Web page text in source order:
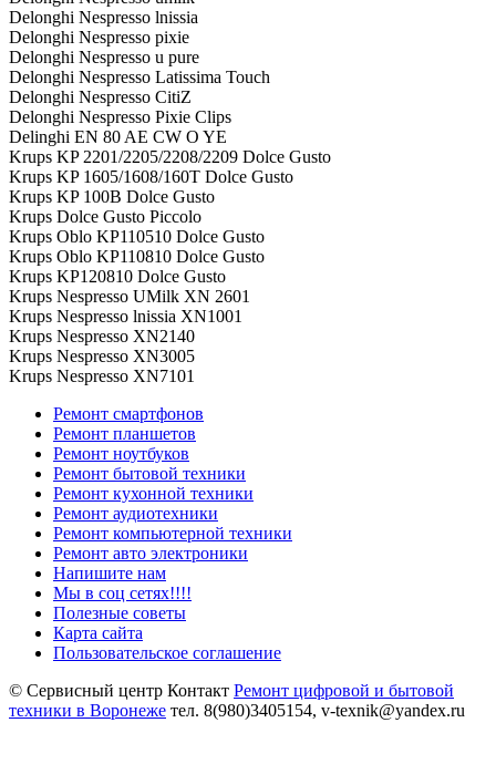
Delonghi Nespresso lnissia
Delonghi Nespresso pixie
Delonghi Nespresso u pure
Delonghi Nespresso Latissima Touch
Delonghi Nespresso CitiZ
Delonghi Nespresso Pixie Clips
Delinghi EN 80 AE CW O YE
Krups KP 2201/2205/2208/2209 Dolce Gusto
Krups KP 1605/1608/160T Dolce Gusto
Krups KP 100B Dolce Gusto
Krups Dolce Gusto Piccolo
Krups Oblo KP110510 Dolce Gusto
Krups Oblo KP110810 Dolce Gusto
Krups KP120810 Dolce Gusto
Krups Nespresso UMilk XN 2601
Krups Nespresso lnissia XN1001
Krups Nespresso XN2140
Krups Nespresso XN3005
Krups Nespresso XN7101
Ремонт смартфонов
Ремонт планшетов
Ремонт ноутбуков
Ремонт бытовой техники
Ремонт кухонной техники
Ремонт аудиотехники
Ремонт компьютерной техники
Ремонт авто электроники
Напишите нам
Мы в соц сетях!!!!
Полезные советы
Карта сайта
Пользовательское соглашение
© Сервисный центр Контакт Ремонт цифровой и бытовой
техники в Воронеже тел. 8(980)3405154, v-texnik@yandex.ru